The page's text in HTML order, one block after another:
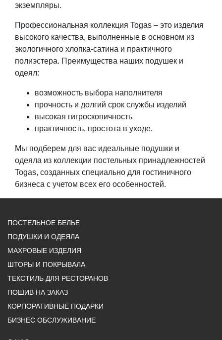
экземпляры.
Профессиональная коллекция Togas – это изделия
высокого качества, выполненные в основном из
экологичного хлопка-сатина и практичного
полиэстера. Преимущества наших подушек и
одеял:
возможность выбора наполнителя
прочность и долгий срок службы изделий
высокая гигроскопичность
практичность, простота в уходе.
Мы подберем для вас идеальные подушки и
одеяла из коллекции постельных принадлежностей
Togas, созданных специально для гостиничного
бизнеса с учетом всех его особенностей.
ПОСТЕЛЬНОЕ БЕЛЬЕ
ПОДУШКИ И ОДЕЯЛА
МАХРОВЫЕ ИЗДЕЛИЯ
ШТОРЫ И ПОКРЫВАЛА
ТЕКСТИЛЬ ДЛЯ РЕСТОРАНОВ
ПОШИВ НА ЗАКАЗ
КОРПОРАТИВНЫЕ ПОДАРКИ
БИЗНЕС ОБСЛУЖИВАНИЕ